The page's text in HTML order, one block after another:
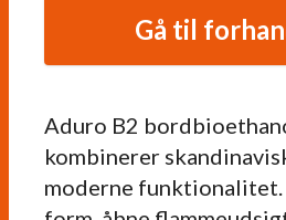
Aduro B2
kombinerer
moderne funktionalitet.
Gå til